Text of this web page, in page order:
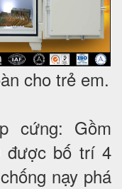
cho trẻ em.
cứng: Gồm
được bố trí 4
nạy phá